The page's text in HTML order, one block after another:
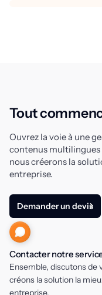
Tout
Ouvrez la voie à une
contenus multilingues
nous créerons la
entreprise.
Demander un devis
Contacter notre
Ensemble, discutons de
créons la solution la
entreprise.